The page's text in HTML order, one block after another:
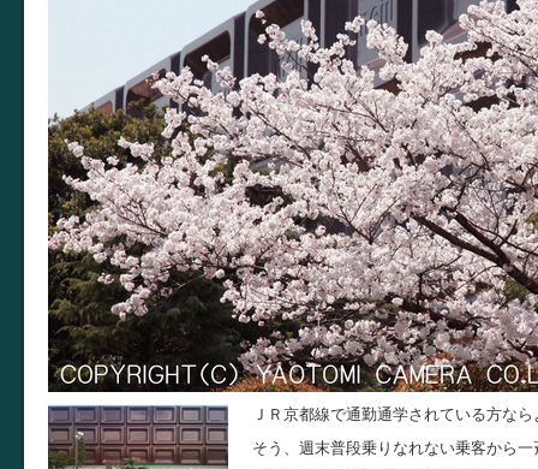
ＪＲ京都線で通勤通学されている方な
そう、週末普段乗りなれない乗客から